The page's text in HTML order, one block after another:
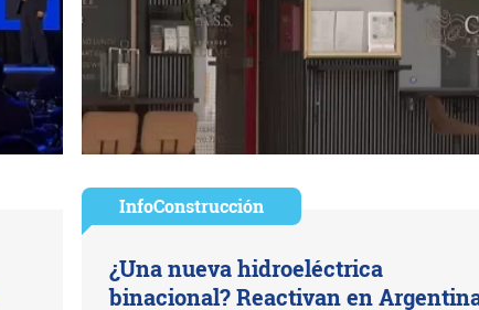
InfoConstrucción
¿Una nueva hidroeléctrica
binacional? Reactivan en